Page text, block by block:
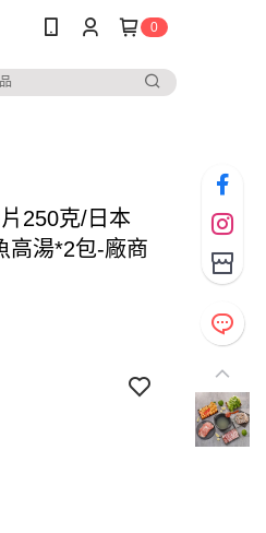
0
250克/日本
高湯*2包-廠商